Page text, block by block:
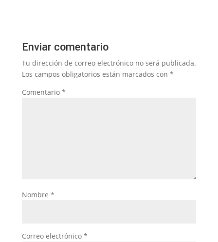
Enviar comentario
Tu dirección de correo electrónico no será publicada.
Los campos obligatorios están marcados con *
Comentario *
Nombre *
Correo electrónico *